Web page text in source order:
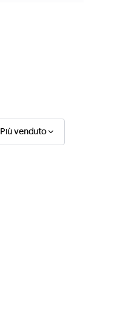
Più venduto